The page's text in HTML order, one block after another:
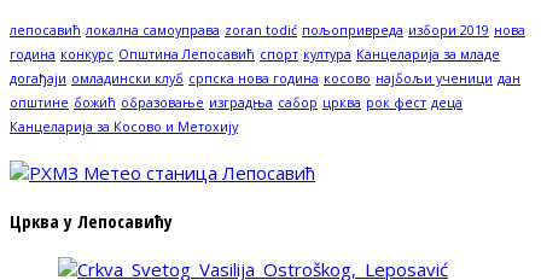
лепосавић локална самоуправа zoran todić пољопривреда избори 2019 нова
година конкурс Општина Лепосавић спорт култура Канцеларија за младе
догађаји омладински клуб српска нова година косово најбољи ученици дан
општине божић образовање изградња сабор црква рок фест деца
Канцеларија за Косово и Метохију
Црква у Лепосавићу